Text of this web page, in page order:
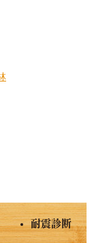
耐震診断